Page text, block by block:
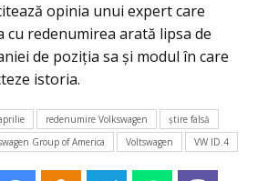
opinia unui expert care
cu redenumirea arată lipsa de
de poziția sa și modul în care
istoria.
redenumire Volkswagen
ştire falsă
Group of America Voltswagen VW ID.4